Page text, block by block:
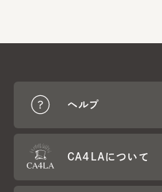
ヘルプ
CA4LAについて